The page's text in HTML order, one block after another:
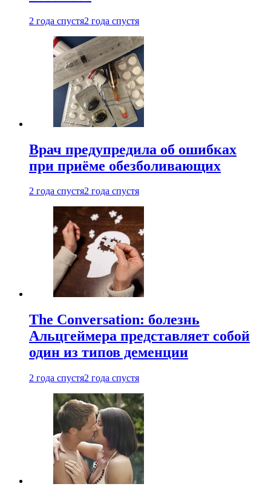
2 года спустя2 года спустя
Врач предупредила об ошибках
при приëме обезболивающих
2 года спустя2 года спустя
The Conversation: болезнь
Альцгеймера представляет собой
один из типов деменции
2 года спустя2 года спустя